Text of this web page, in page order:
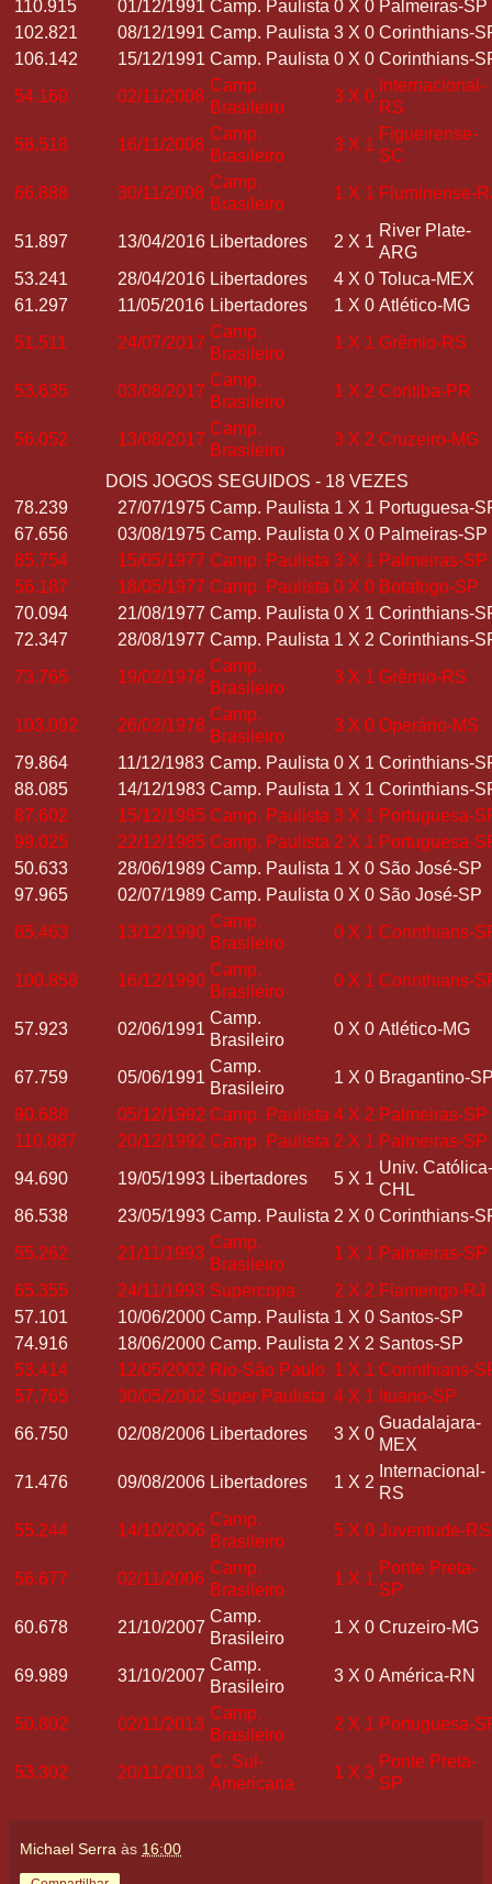
110.915
01/12/1991 Camp. Paulista 0 X 0 Palmeiras-SP
102.821
08/12/1991 Camp. Paulista 3 X 0 Corinthians-
106.142
15/12/1991 Camp. Paulista 0 X 0 Corinthians-
54.160
02/11/2008
Camp.
Brasileiro
3 X 0
Internacional-
RS
58.518
16/11/2008
Camp.
Brasileiro
3 X 1
Figueirense-
SC
66.888
30/11/2008
Camp.
Brasileiro
1 X 1 Fluminense-
51.897 13/04/2016 Libertadores 2 X 1
River Plate-
ARG
53.241
28/04/2016 Libertadores 4 X 0 Toluca-MEX
61.297
11/05/2016 Libertadores 1 X 0 Atlético-MG
51.511
24/07/2017
Camp.
Brasileiro
1 X 1 Grêmio-RS
53.635 03/08/2017
Camp.
Brasileiro
1 X 2 Coritiba-PR
56.052 13/08/2017
Camp.
Brasileiro
3 X 2 Cruzeiro-MG
DOIS JOGOS SEGUIDOS - 18 VEZES
78.239
27/07/1975 Camp. Paulista 1 X 1 Portuguesa-
67.656
03/08/1975 Camp. Paulista 0 X 0 Palmeiras-SP
85.754
15/05/1977 Camp. Paulista 3 X 1 Palmeiras-SP
56.187
18/05/1977 Camp. Paulista 0 X 0 Botafogo-SP
70.094
21/08/1977 Camp. Paulista 0 X 1 Corinthians-
72.347
28/08/1977 Camp. Paulista 1 X 2 Corinthians-
73.765
19/02/1978
Camp.
Brasileiro
3 X 1 Grêmio-RS
103.092 26/02/1978
Camp.
Brasileiro
3 X 0 Operário-MS
79.864
11/12/1983 Camp. Paulista 0 X 1 Corinthians-
88.085
14/12/1983 Camp. Paulista 1 X 1 Corinthians-
87.602
15/12/1985 Camp. Paulista 3 X 1 Portuguesa-
99.025
22/12/1985 Camp. Paulista 2 X 1 Portuguesa-
50.633
28/06/1989 Camp. Paulista 1 X 0 São José-SP
97.965
02/07/1989 Camp. Paulista 0 X 0 São José-SP
85.463
13/12/1990
Camp.
Brasileiro
0 X 1 Corinthians-
100.858 16/12/1990
Camp.
Brasileiro
0 X 1 Corinthians-
57.923 02/06/1991
Camp.
Brasileiro
0 X 0 Atlético-MG
67.759 05/06/1991
Camp.
Brasileiro
1 X 0 Bragantino-
90.688
05/12/1992 Camp. Paulista 4 X 2 Palmeiras-SP
110.887
20/12/1992 Camp. Paulista 2 X 1 Palmeiras-SP
94.690
19/05/1993 Libertadores 5 X 1
Univ. Católica-
CHL
86.538
23/05/1993 Camp. Paulista 2 X 0 Corinthians-
55.262
21/11/1993
Camp.
Brasileiro
1 X 1 Palmeiras-SP
65.355
24/11/1993 Supercopa 2 X 2 Flamengo-RJ
57.101
10/06/2000 Camp. Paulista 1 X 0 Santos-SP
74.916
18/06/2000 Camp. Paulista 2 X 2 Santos-SP
53.414
12/05/2002 Rio-São Paulo 1 X 1 Corinthians-
57.765
30/05/2002 Super Paulista 4 X 1 Ituano-SP
66.750
02/08/2006 Libertadores 3 X 0
Guadalajara-
MEX
71.476
09/08/2006 Libertadores 1 X 2
Internacional-
RS
55.244
14/10/2006
Camp.
Brasileiro
5 X 0 Juventude-RS
56.677 02/11/2006
Camp.
Brasileiro
1 X 1
Ponte Preta-
SP
60.678
21/10/2007
Camp.
Brasileiro
1 X 0 Cruzeiro-MG
69.989 31/10/2007
Camp.
Brasileiro
3 X 0 América-RN
50.802 02/11/2013
Camp.
Brasileiro
2 X 1 Portuguesa-
53.302 20/11/2013
C. Sul-
Americana
1 X 3
Ponte Preta-
SP
Michael Serra às 16:00